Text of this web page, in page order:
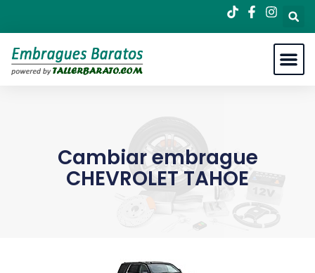
Cambiar embrague
CHEVROLET TAHOE